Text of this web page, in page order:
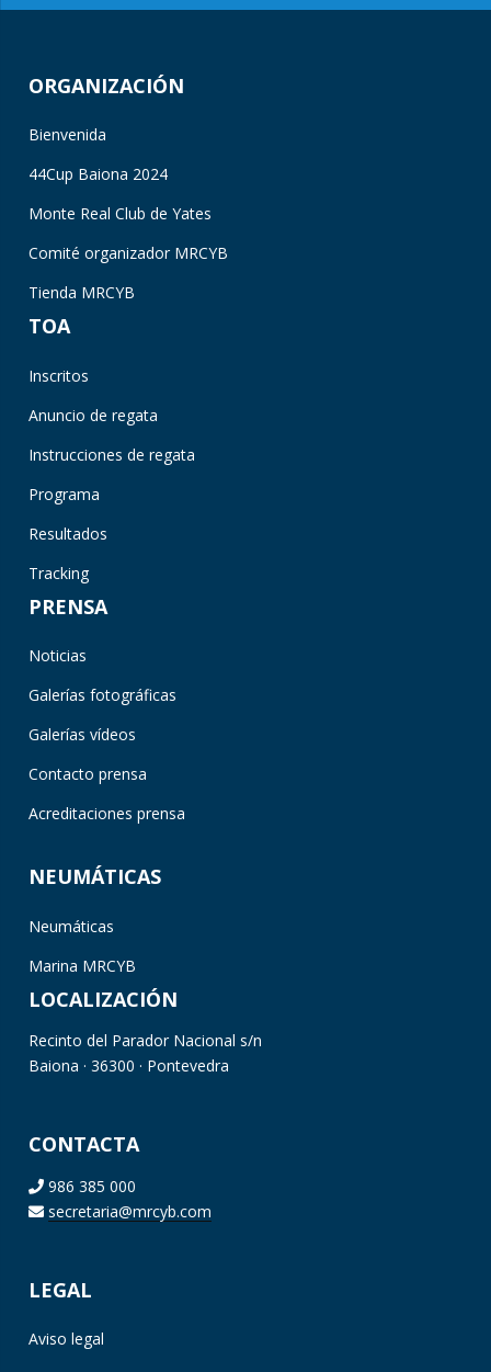
ORGANIZACIÓN
Bienvenida
44Cup Baiona 2024
Monte Real Club de Yates
Comité organizador MRCYB
Tienda MRCYB
TOA
Inscritos
Anuncio de regata
Instrucciones de regata
Programa
Resultados
Tracking
PRENSA
Noticias
Galerías fotográficas
Galerías vídeos
Contacto prensa
Acreditaciones prensa
NEUMÁTICAS
Neumáticas
Marina MRCYB
LOCALIZACIÓN
Recinto del Parador Nacional s/n
Baiona · 36300 · Pontevedra
CONTACTA
986 385 000
secretaria@mrcyb.com
LEGAL
Aviso legal